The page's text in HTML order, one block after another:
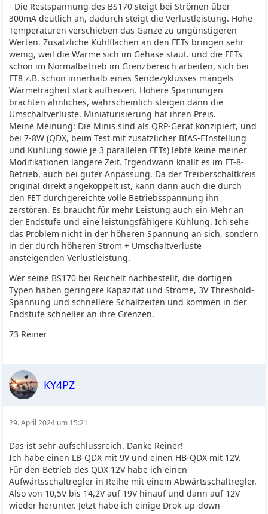
- Die Restspannung des BS170 steigt bei Strömen über
300mA deutlich an, dadurch steigt die Verlustleistung. Hohe
Temperaturen verschieben das Ganze zu ungünstigeren
Werten. Zusätzliche Kühlflächen an den FETs bringen sehr
wenig, weil die Wärme sich im Gehäse staut. und die FETs
schon im Normalbetrieb im Grenzbereich arbeiten, sich bei
FT8 z.B. schon innerhalb eines Sendezyklusses mangels
Wärmeträgheit stark aufheizen. Höhere Spannungen
brachten ähnliches, wahrscheinlich steigen dann die
Umschaltverluste. Miniaturisierung hat ihren Preis.
Meine Meinung: Die Minis sind als QRP-Gerät konzipiert, und
bei 7-8W (QDX, beim Test mit zusätzlicher BIAS-EInstellung
und Kühlung sowie je 3 parallelen FETs) lebte keine meiner
Modifikationen längere Zeit. Irgendwann knallt es im FT-8-
Betrieb, auch bei guter Anpassung. Da der Treiberschaltkreis
original direkt angekoppelt ist, kann dann auch die durch
den FET durchgereichte volle Betriebsspannung ihn
zerstören. Es braucht für mehr Leistung auch ein Mehr an
der Endstufe und eine leistungsfähigere Kühlung. Ich sehe
das Problem nicht in der höheren Spannung an sich, sondern
in der durch höheren Strom + Umschaltverluste
ansteigenden Verlustleistung.
Wer seine BS170 bei Reichelt nachbestellt, die dortigen
Typen haben geringere Kapazität und Ströme, 3V Threshold-
Spannung und schnellere Schaltzeiten und kommen in der
Endstufe schneller an ihre Grenzen.
73 Reiner
KY4PZ
29. April 2024 um 15:21
Das ist sehr aufschlussreich. Danke Reiner!
Ich habe einen LB-QDX mit 9V und einen HB-QDX mit 12V.
Für den Betrieb des QDX 12V habe ich einen
Aufwärtsschaltregler in Reihe mit einem Abwärtsschaltregler.
Also von 10,5V bis 14,2V auf 19V hinauf und dann auf 12V
wieder herunter. Jetzt habe ich einige Drok-up-down-